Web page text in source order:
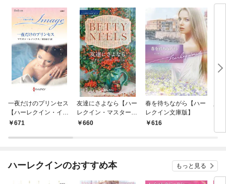
一夜だけのプリンセス
【ハーレクイン・イマ
ージュ版】
671
友達にさよなら【ハー
レクイン・マスターピ
ース版】
660
春を待ちながら【ハー
レクイン文庫版】
616
ハーレクインのおすすめ本 もっと見る